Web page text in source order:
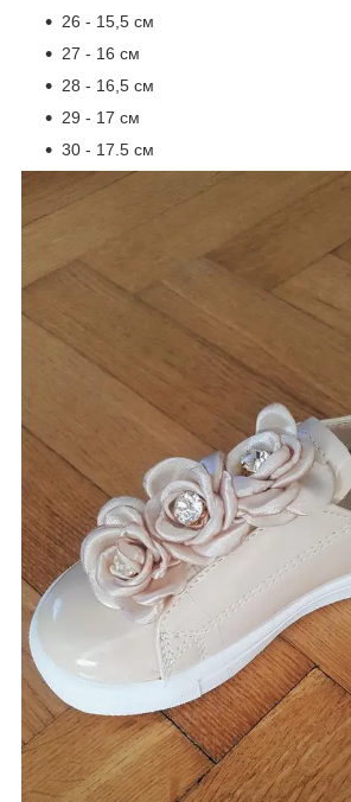
26 - 15,5 см
27 - 16 см
28 - 16,5 см
29 - 17 см
30 - 17.5 см